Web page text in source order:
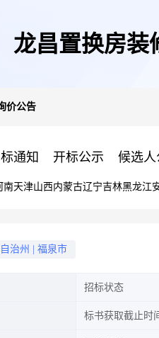
龙昌置换房装
价公告
通知 开标公示 候选人
南天津山西内蒙古辽宁吉林黑龙江
治州 福泉市
招标状态
标书获取截止时